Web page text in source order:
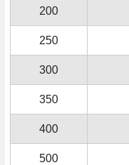
200
250
300
350
400
500